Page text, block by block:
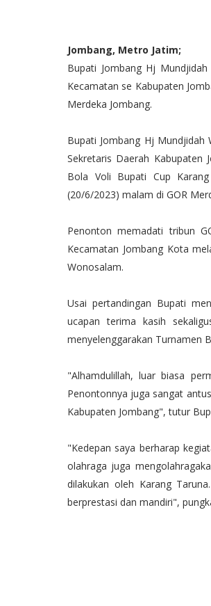
Jombang, Metro Jatim;
Bupati Jombang Hj
Kecamatan se Kabupaten
Merdeka Jombang.
Bupati Jombang Hj Mundjidah
Sekretaris Daerah Kabupaten
Bola Voli Bupati Cup
(20/6/2023) malam di GOR
Penonton memadati tribun
Kecamatan Jombang Kota
Wonosalam.
Usai pertandingan Bupati
ucapan terima kasih
menyelenggarakan Turnamen
"Alhamdulillah, luar biasa
Penontonnya juga sangat
Kabupaten Jombang", tutur
"Kedepan saya berharap
olahraga juga
dilakukan oleh Karang
berprestasi dan mandiri",